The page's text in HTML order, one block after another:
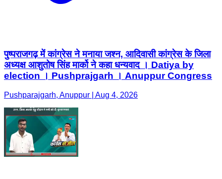
पुष्पराजगढ़ में कांग्रेस ने मनाया जश्न, आदिवासी कांग्रेस के जिला
अध्यक्ष आशुतोष सिंह मार्को ने कहा धन्यवाद । Datiya by
election । Pushprajgarh । Anuppur Congress
Pushparajgarh, Anuppur | Aug 4, 2026